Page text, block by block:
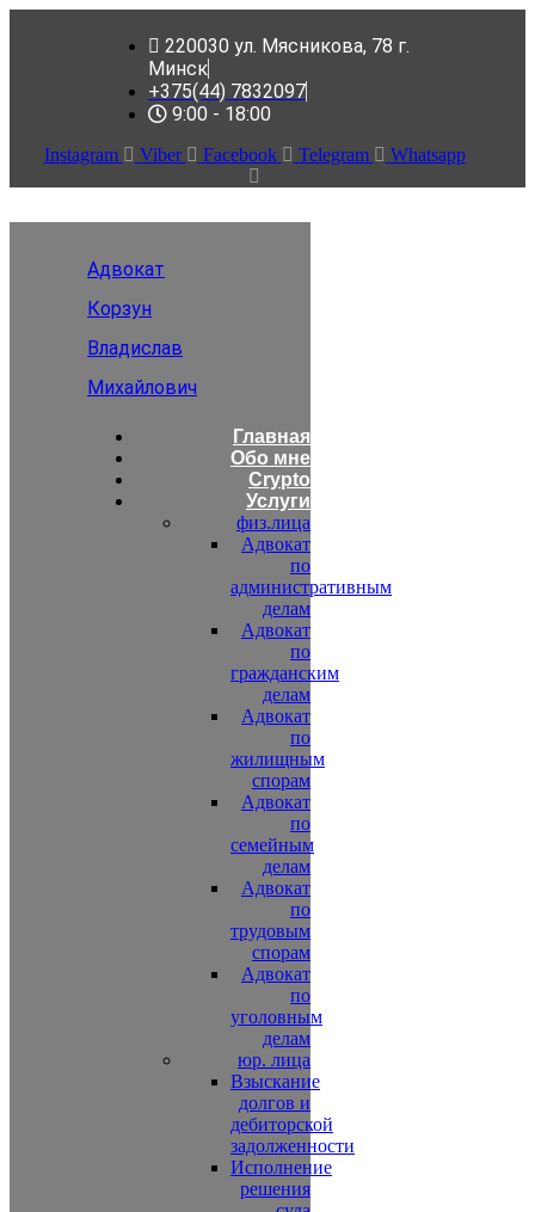
220030 ул. Мясникова, 78 г.
Минск
+375(44) 7832097
9:00 - 18:00
Instagram Viber Facebook Telegram Whatsapp
Адвокат
Корзун
Владислав
Михайлович
Главная
Обо мне
Crypto
Услуги
физ.лица
Адвокат
по
административным
делам
Адвокат
по
гражданским
делам
Адвокат
по
жилищным
спорам
Адвокат
по
семейным
делам
Адвокат
по
трудовым
спорам
Адвокат
по
уголовным
делам
юр. лица
Взыскание
долгов и
дебиторской
задолженности
Исполнение
решения